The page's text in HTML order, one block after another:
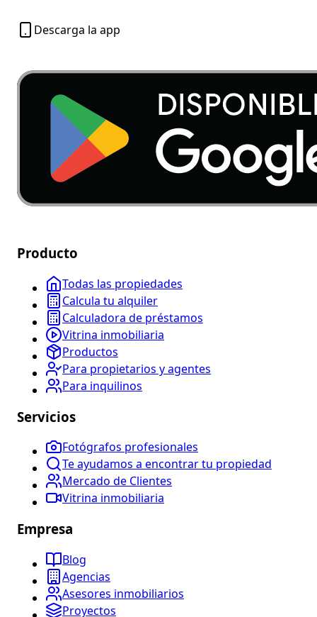
Descarga la app
Producto
Todas las propiedades
Calcula tu alquiler
Calculadora de préstamos
Vitrina inmobiliaria
Productos
Para propietarios y agentes
Para inquilinos
Servicios
Fotógrafos profesionales
Te ayudamos a encontrar tu propiedad
Mercado de Clientes
Vitrina inmobiliaria
Empresa
Blog
Agencias
Asesores inmobiliarios
Proyectos